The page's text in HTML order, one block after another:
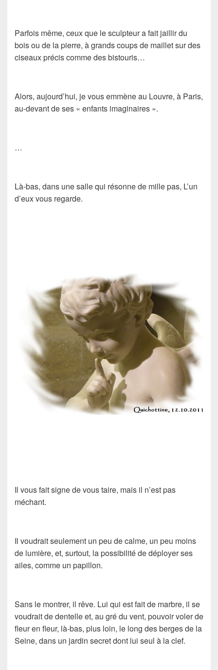
Parfois même, ceux que le sculpteur a fait jaillir du
bois ou de la pierre, à grands coups de maillet sur des
ciseaux précis comme des bistouris…
Alors, aujourd’hui, je vous emmène au Louvre, à Paris,
au-devant de ses « enfants imaginaires ».
…
Là-bas, dans une salle qui résonne de mille pas, L’un
d’eux vous regarde.
Il vous fait signe de vous taire, mais il n’est pas
méchant.
Il voudrait seulement un peu de calme, un peu moins
de lumière, et, surtout, la possibilité de déployer ses
ailes, comme un papillon.
Sans le montrer, il rêve. Lui qui est fait de marbre, il se
voudrait de dentelle et, au gré du vent, pouvoir voler de
fleur en fleur, là-bas, plus loin, le long des berges de la
Seine, dans un jardin secret dont lui seul à la clef.